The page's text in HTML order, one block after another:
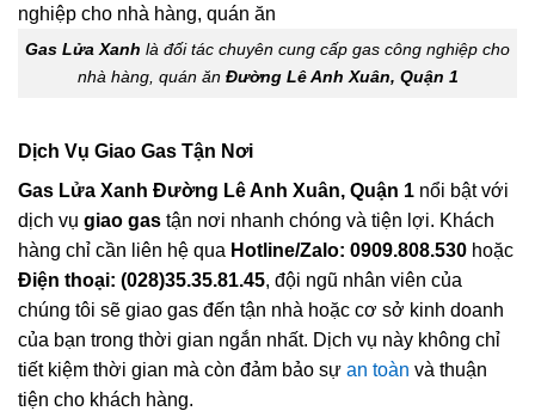
Gas Lửa Xanh là đối tác chuyên cung cấp gas công nghiệp cho
nhà hàng, quán ăn Đường Lê Anh Xuân, Quận 1
Dịch Vụ Giao Gas Tận Nơi
Gas Lửa Xanh Đường Lê Anh Xuân, Quận 1 nổi bật với
dịch vụ giao gas tận nơi nhanh chóng và tiện lợi. Khách
hàng chỉ cần liên hệ qua Hotline/Zalo: 0909.808.530 hoặc
Điện thoại: (028)35.35.81.45, đội ngũ nhân viên của
chúng tôi sẽ giao gas đến tận nhà hoặc cơ sở kinh doanh
của bạn trong thời gian ngắn nhất. Dịch vụ này không chỉ
tiết kiệm thời gian mà còn đảm bảo sự an toàn và thuận
tiện cho khách hàng.